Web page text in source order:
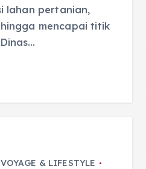
lahan pertanian,
mencapai titik
VOYAGE & LIFESTYLE